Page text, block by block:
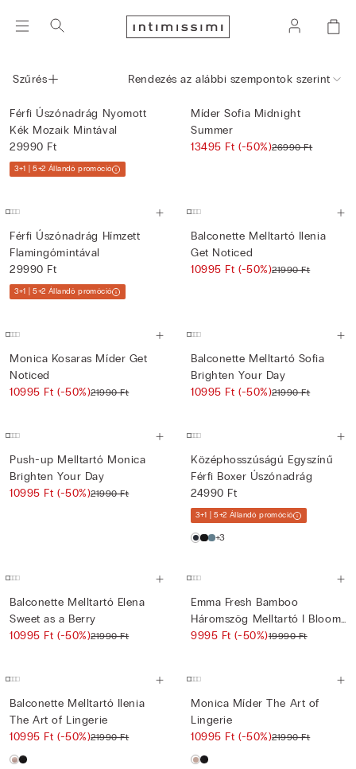
Szűrés Rendezés az alábbi szempontok szerint
Férfi Úszónadrág Nyomott
Kék Mozaik Mintával
29990 Ft
3+1 | 5+2 Állandó promóció
Míder Sofia Midnight
Summer
13495 Ft(-50%)26990 Ft
Férfi Úszónadrág Hímzett
Flamingómintával
29990 Ft
3+1 | 5+2 Állandó promóció
Balconette Melltartó Ilenia
Get Noticed
10995 Ft(-50%)21990 Ft
Monica Kosaras Míder Get
Noticed
10995 Ft(-50%)21990 Ft
Balconette Melltartó Sofia
Brighten Your Day
10995 Ft(-50%)21990 Ft
Push-up Melltartó Monica
Brighten Your Day
10995 Ft(-50%)21990 Ft
Középhosszúságú Egyszínű
Férfi Boxer Úszónadrág
24990 Ft
3+1 | 5+2 Állandó promóció
+3
Balconette Melltartó Elena
Sweet as a Berry
10995 Ft(-50%)21990 Ft
Emma Fresh Bamboo
Háromszög Melltartó I Bloom
for ...
9995 Ft(-50%)19990 Ft
Balconette Melltartó Ilenia
The Art of Lingerie
10995 Ft(-50%)21990 Ft
Monica Míder The Art of
Lingerie
10995 Ft(-50%)21990 Ft